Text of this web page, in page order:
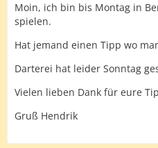
Moin, ich bin bis Montag in
spielen.
Hat jemand einen Tipp wo
Darterei hat leider Sonntag
Vielen lieben Dank für eure
Gruß Hendrik